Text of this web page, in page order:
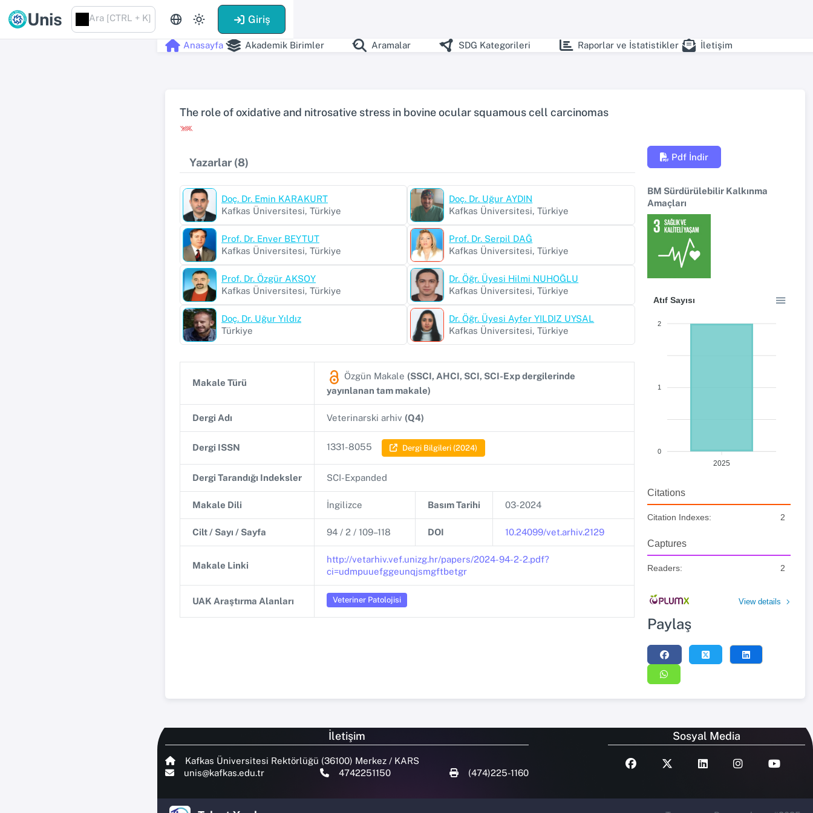
Unis Ara [CTRL + K] Giriş
Anasayfa Akademik Birimler Aramalar SDG Kategorileri Raporlar ve İstatistikler İletişim
The role of oxidative and nitrosative stress in bovine ocular squamous cell carcinomas
Yazarlar (8)
Doç. Dr. Emin KARAKURT
Kafkas Üniversitesi, Türkiye
Doç. Dr. Uğur AYDIN
Kafkas Üniversitesi, Türkiye
Prof. Dr. Enver BEYTUT
Kafkas Üniversitesi, Türkiye
Prof. Dr. Serpil DAĞ
Kafkas Üniversitesi, Türkiye
Prof. Dr. Özgür AKSOY
Kafkas Üniversitesi, Türkiye
Dr. Öğr. Üyesi Hilmi NUHOĞLU
Kafkas Üniversitesi, Türkiye
Doç. Dr. Uğur Yıldız
Türkiye
Dr. Öğr. Üyesi Ayfer YILDIZ UYSAL
Kafkas Üniversitesi, Türkiye
Makale Türü
Özgün Makale (SSCI, AHCI, SCI, SCI-Exp dergilerinde
yayınlanan tam makale)
Dergi Adı Veterinarski arhiv (Q4)
Dergi ISSN 1331-8055 Dergi Bilgileri (2024)
Dergi Tarandığı Indeksler SCI-Expanded
Makale Dili İngilizce Basım Tarihi 03-2024
Cilt / Sayı / Sayfa 94 / 2 / 109–118 DOI 10.24099/vet.arhiv.2129
Makale Linki
http://vetarhiv.vef.unizg.hr/papers/2024-94-2-2.pdf?
ci=udmpuuefggeunqjsmgftbetgr
UAK Araştırma Alanları Veteriner Patolojisi
Pdf İndir
BM Sürdürülebilir Kalkınma
Amaçları
Atıf Sayısı
2
1
0
2025
Citations
Citation Indexes: 2
Captures
Readers: 2
View details
Paylaş
İletişim
Kafkas Üniversitesi Rektörlüğü (36100) Merkez / KARS
unis@kafkas.edu.tr
4742251150 (474)225-1160
Sosyal Media